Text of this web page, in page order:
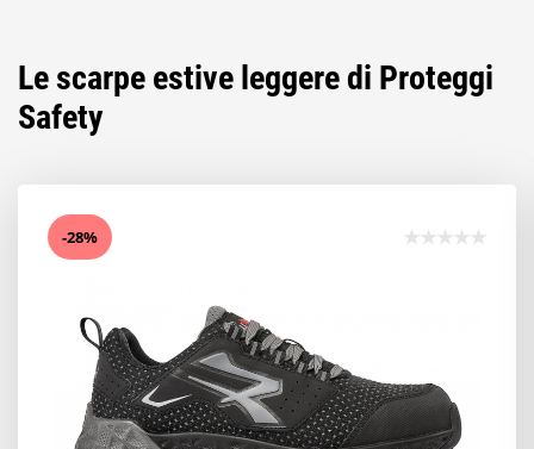
Le scarpe estive leggere di Proteggi
Safety
-28%